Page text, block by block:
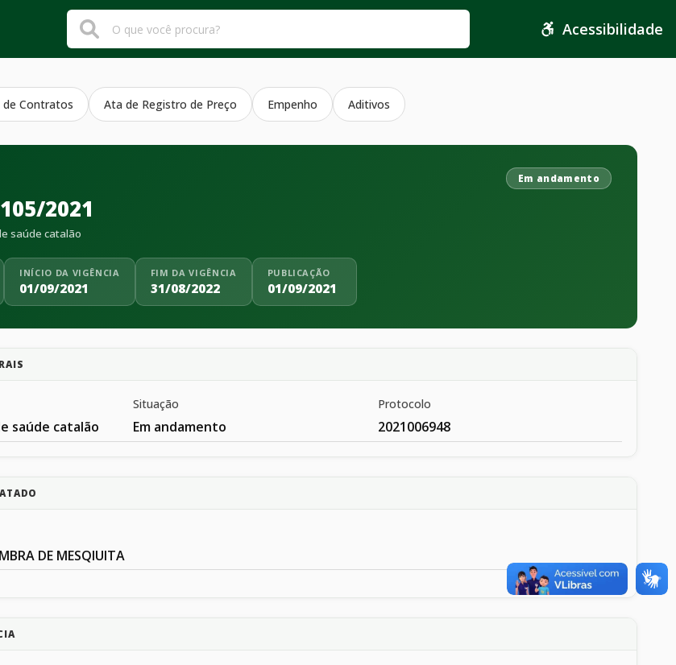
Acessibilidade
de Contratos Ata de Registro de Preço Empenho Aditivos
Em andamento
2021
saúde catalão
INÍCIO DA VIGÊNCIA
01/09/2021
FIM DA VIGÊNCIA
31/08/2022
PUBLICAÇÃO
01/09/2021
saúde catalão
Situação
Em andamento
Protocolo
2021006948
DE MESQIUITA